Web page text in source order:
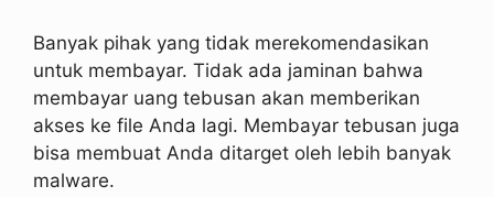
Banyak pihak yang tidak merekomendasikan
untuk membayar. Tidak ada jaminan bahwa
membayar uang tebusan akan memberikan
akses ke file Anda lagi. Membayar tebusan juga
bisa membuat Anda ditarget oleh lebih banyak
malware.